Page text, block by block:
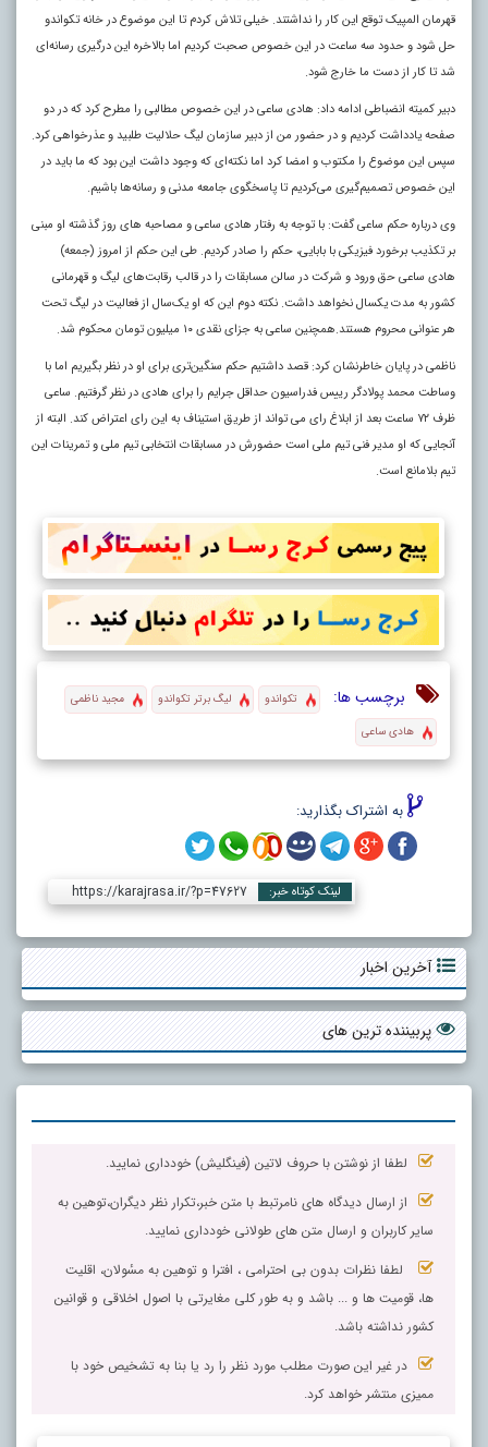
قهرمان المپیک توقع این کار را نداشتند. خیلی تلاش کردم تا این موضوع در خانه تکواندو
حل شود و حدود سه ساعت در این خصوص صحبت کردیم اما بالاخره این درگیری رسانه‌ای
شد تا کار از دست ما خارج شود.
دبیر کمیته انضباطی ادامه داد: هادی ساعی در این خصوص مطالبی را مطرح کرد که در دو
صفحه یادداشت کردیم و در حضور من از دبیر سازمان لیگ حلالیت طلبید و عذرخواهی کرد.
سپس این موضوع را مکتوب و امضا کرد اما نکته‌ای که وجود داشت این بود که ما باید در
این خصوص تصمیم‌گیری می‌کردیم تا پاسخگوی جامعه مدنی و رسانه‌ها باشیم.
وی درباره حکم ساعی گفت: با توجه به رفتار هادی ساعی و مصاحبه های روز گذشته او مبنی
بر تکذیب برخورد فیزیکی با بابایی، حکم را صادر کردیم. طی این حکم از امروز (جمعه)
هادی ساعی حق ورود و شرکت در سالن مسابقات را در قالب رقابت‌های لیگ و قهرمانی
کشور به مدت یکسال نخواهد داشت. نکته دوم این که او یک‌سال از فعالیت در لیگ تحت
هر عنوانی محروم هستند.همچنین ساعی به جزای نقدی ۱۰ میلیون تومان محکوم شد.
ناظمی در پایان خاطرنشان کرد: قصد داشتیم حکم سنگین‌تری برای او در نظر بگیریم اما با
وساطت محمد پولادگر رییس فدراسیون حداقل جرایم را برای هادی در نظر گرفتیم. ساعی
ظرف ۷۲ ساعت بعد از ابلاغ رای می تواند از طریق استیناف به این رای اعتراض کند. البته از
آنجایی که او مدیر فنی تیم ملی است حضورش در مسابقات انتخابی تیم ملی و تمرینات این
تیم بلامانع است.
برچسب ها: تکواندو لیگ برتر تکواندو
مجید ناظمی
هادی ساعی
به اشتراک بگذارید:
لینک کوتاه خبر: https://karajrasa.ir/?p=47627
آخرین اخبار
پربیننده ترین های
لطفا از نوشتن با حروف لاتین (فینگلیش) خودداری نمایید.
از ارسال دیدگاه های نامرتبط با متن خبر،تکرار نظر دیگران،توهین به
سایر کاربران و ارسال متن های طولانی خودداری نمایید.
لطفا نظرات بدون بی احترامی ، افترا و توهین به مسٔولان، اقلیت
ها، قومیت ها و ... باشد و به طور کلی مغایرتی با اصول اخلاقی و قوانین
کشور نداشته باشد.
در غیر این صورت مطلب مورد نظر را رد یا بنا به تشخیص خود با
ممیزی منتشر خواهد کرد.